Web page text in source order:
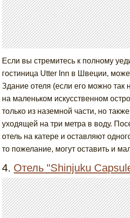
Если вы стремитесь к полному
гостиница Utter Inn в Швеции,
Здание отеля (если его можно так
на маленьком искусственном
только из наземной части, но
уходящей на три метра в воду.
отель на катере и оставляют
то пожелание, могут оставить и
4. Отель "Shinjuku